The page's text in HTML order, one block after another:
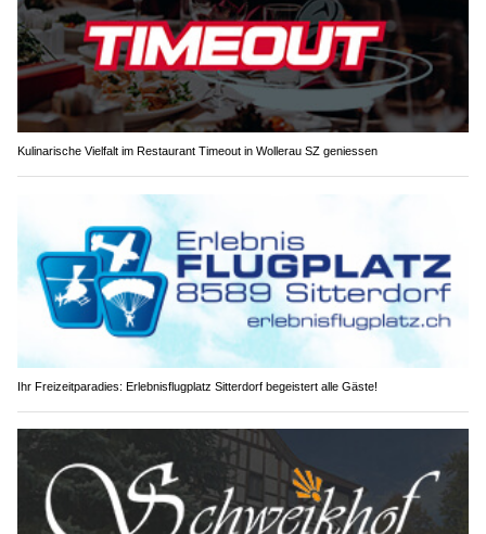
Kulinarische Vielfalt im Restaurant Timeout in Wollerau SZ geniessen
Ihr Freizeitparadies: Erlebnisflugplatz Sitterdorf begeistert alle Gäste!